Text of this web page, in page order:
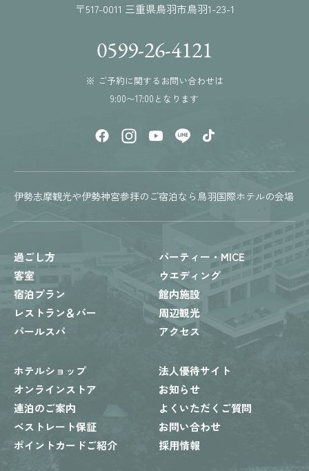
〒517-0011 三重県鳥羽市鳥羽1-23-1
0599-26-4121
※ ご予約に関するお問い合わせは
9:00〜17:00となります
伊勢志摩観光や伊勢神宮参拝のご宿泊なら鳥羽国際ホテルの会場
過ごし方
客室
宿泊プラン
レストラン＆バー
パールスパ
パーティー・MICE
ウエディング
館内施設
周辺観光
アクセス
ホテルショップ
オンラインストア
連泊のご案内
ベストレート保証
ポイントカードご紹介
法人優待サイト
お知らせ
よくいただくご質問
お問い合わせ
採用情報